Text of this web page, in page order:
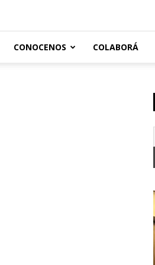
CONOCENOS COLABORÁ